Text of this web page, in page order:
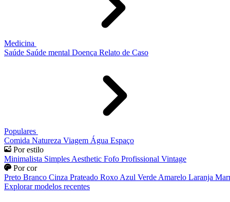
Medicina
Saúde Saúde mental Doença Relato de Caso
Populares
Comida Natureza Viagem Água Espaço
Por estilo
Minimalista Simples Aesthetic Fofo Profissional Vintage
Por cor
Preto Branco Cinza Prateado Roxo Azul Verde Amarelo Laranja
Explorar modelos recentes